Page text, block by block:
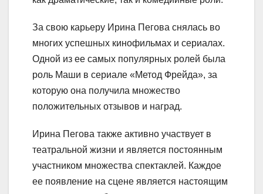
За свою карьеру Ирина Пегова снялась во
многих успешных кинофильмах и сериалах.
Одной из ее самых популярных ролей была
роль Маши в сериале «Метод Фрейда», за
которую она получила множество
положительных отзывов и наград.
Ирина Пегова также активно участвует в
театральной жизни и является постоянным
участником множества спектаклей. Каждое
ее появление на сцене является настоящим